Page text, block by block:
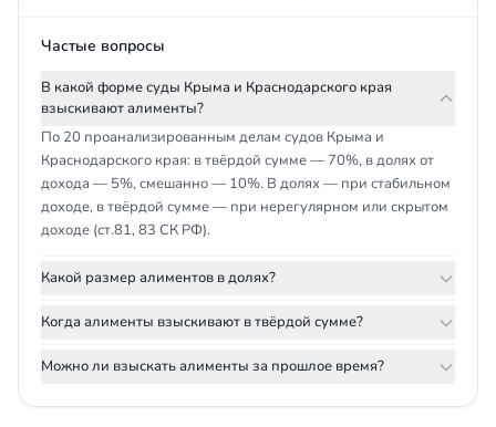
обеспеченного, а доказательств меньшей
согласился с размером 0,5 ПМ и датой начала
взыскания в интересах ребёнка.
Частые вопросы
В какой форме суды Крыма и Краснодарского края
взыскивают алименты?
По 20 проанализированным делам судов Крыма и
Краснодарского края: в твёрдой сумме — 70%, в долях от
дохода — 5%, смешанно — 10%. В долях — при стабильном
доходе, в твёрдой сумме — при нерегулярном или скрытом
доходе (ст.81, 83 СК РФ).
Какой размер алиментов в долях?
Когда алименты взыскивают в твёрдой сумме?
Можно ли взыскать алименты за прошлое время?